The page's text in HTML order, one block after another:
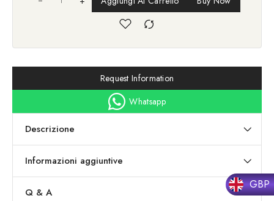
GBP
Request Information
Whatsapp
Descrizione
Informazioni aggiuntive
Q & A